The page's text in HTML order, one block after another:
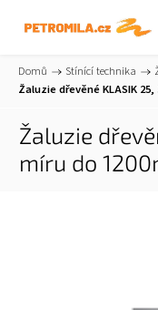
Domů / Stínící technika /
Žaluzie dřevěné KLASIK
Žaluzie
míru do